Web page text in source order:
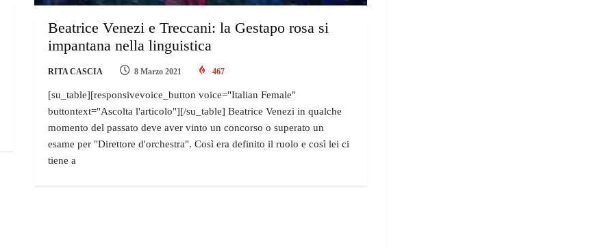
Beatrice Venezi e Treccani: la Gestapo rosa si
impantana nella linguistica
RITA CASCIA 8 Marzo 2021 467
[su_table][responsivevoice_button voice="Italian Female"
buttontext="Ascolta l'articolo"][/su_table] Beatrice Venezi in qualche
momento del passato deve aver vinto un concorso o superato un
esame per "Direttore d'orchestra". Così era definito il ruolo e così lei ci
tiene a